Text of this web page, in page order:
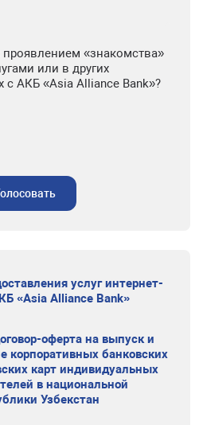
«знакомства»
или в других
с АКБ «Asia Alliance Bank»?
услуг интернет-
«Asia Alliance Bank»
оферта на выпуск и
корпоративных банковских
карт индивидуальных
в национальной
Узбекстан